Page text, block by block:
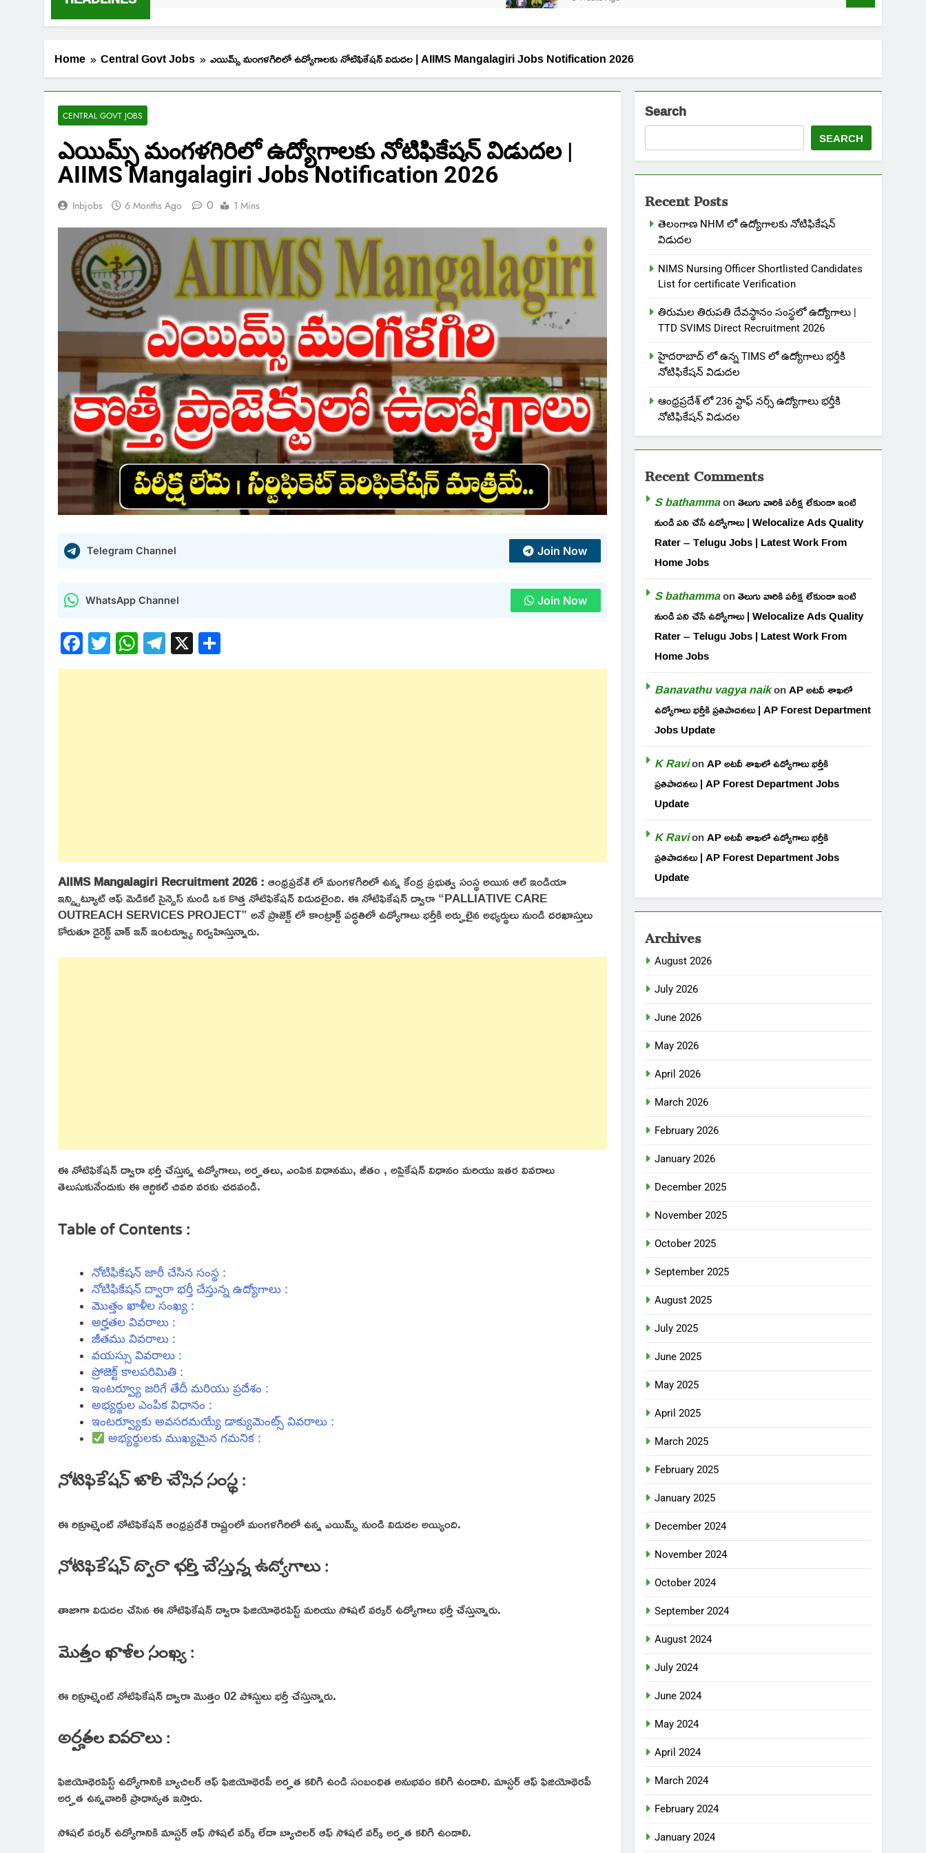
Home Central Govt Jobs ఎయిమ్స్ మంగళగిరిలో ఉద్యోగాలకు నోటిఫికేషన్ విడుదల | AIIMS Mangalagiri Jobs Notification 2026
CENTRAL GOVT JOBS
ఎయిమ్స్ మంగళగిరిలో ఉద్యోగాలకు నోటిఫికేషన్ విడుదల |
AIIMS Mangalagiri Jobs Notification 2026
Inbjobs 6 Months Ago 0 1 Mins
Telegram Channel Join Now
WhatsApp Channel Join Now
Facebook
Twitter
WhatsApp
Telegram
X
AIIMS Mangalagiri Recruitment 2026 :ఆంధ్రప్రదేశ్ లో మంగళగిరిలో ఉన్న కేంద్ర ప్రభుత్వ సంస్థ అయిన ఆల్ ఇండియా
ఇన్స్టిట్యూట్ ఆఫ్ మెడికల్ సైన్సెస్ నుండి ఒక కొత్త నోటిఫికేషన్ విడుదలైంది. ఈ నోటిఫికేషన్ ద్వారా “PALLIATIVE CARE
OUTREACH SERVICES PROJECT” అనే ప్రాజెక్ట్ లో కాంట్రాక్ట్ పద్ధతిలో ఉద్యోగాలు భర్తీకి అర్హులైన అభ్యర్థులు నుండి దరఖాస్తులు
కోరుతూ డైరెక్ట్ వాక్ ఇన్ ఇంటర్వ్యూ నిర్వహిస్తున్నారు.
ఈ నోటిఫికేషన్ ద్వారా భర్తీ చేస్తున్న ఉద్యోగాలు, అర్హతలు, ఎంపిక విధానము, జీతం , అప్లికేషన్ విధానం మరియు ఇతర వివరాలు
తెలుసుకునేందుకు ఈ ఆర్టికల్ చివరి వరకు చదవండి.
Table of Contents :
నోటిఫికేషన్ జారీ చేసిన సంస్థ :
నోటిఫికేషన్ ద్వారా భర్తీ చేస్తున్న ఉద్యోగాలు :
మొత్తం ఖాళీల సంఖ్య :
అర్హతల వివరాలు :
జీతము వివరాలు :
వయస్సు వివరాలు :
ప్రోజెక్ట్ కాలపరిమితి :
ఇంటర్వ్యూ జరిగే తేదీ మరియు ప్రదేశం :
అభ్యర్థుల ఎంపిక విధానం :
ఇంటర్వ్యూకు అవసరమయ్యే డాక్యుమెంట్స్ వివరాలు :
అభ్యర్థులకు ముఖ్యమైన గమనిక :
నోటిఫికేషన్ జారీ చేసిన సంస్థ :
ఈ రిక్రూట్మెంట్ నోటిఫికేషన్ ఆంధ్రప్రదేశ్ రాష్ట్రంలో మంగళగిరిలో ఉన్న ఎయిమ్స్ నుండి విడుదల అయ్యింది.
నోటిఫికేషన్ ద్వారా భర్తీ చేస్తున్న ఉద్యోగాలు :
తాజాగా విడుదల చేసిన ఈ నోటిఫికేషన్ ద్వారా ఫిజియోథెరపిస్ట్ మరియు సోషల్ వర్కర్ ఉద్యోగాలు భర్తీ చేస్తున్నారు.
మొత్తం ఖాళీల సంఖ్య :
ఈ రిక్రూట్మెంట్ నోటిఫికేషన్ ద్వారా మొత్తం 02 పోస్టులు భర్తీ చేస్తున్నారు.
అర్హతల వివరాలు :
ఫిజియోథెరపిస్ట్ ఉద్యోగానికి బ్యాచిలర్ ఆఫ్ ఫిజియోథెరపీ అర్హత కలిగి ఉండి సంబంధిత అనుభవం కలిగి ఉండాలి. మాస్టర్ ఆఫ్ ఫిజియోథెరపీ
అర్హత ఉన్నవారికి ప్రాధాన్యత ఇస్తారు.
సోషల్ వర్కర్ ఉద్యోగానికి మాస్టర్ ఆఫ్ సోషల్ వర్క్ లేదా బ్యాచిలర్ ఆఫ్ సోషల్ వర్క్ అర్హత కలిగి ఉండాలి.
Search
SEARCH
Recent Posts
తెలంగాణ NHM లో ఉద్యోగాలకు నోటిఫికేషన్
విడుదల
NIMS Nursing Officer Shortlisted Candidates
List for certificate Verification
తిరుమల తిరుపతి దేవస్థానం సంస్థలో ఉద్యోగాలు |
TTD SVIMS Direct Recruitment 2026
హైదరాబాద్ లో ఉన్న TIMS లో ఉద్యోగాలు భర్తీకి
నోటిఫికేషన్ విడుదల
ఆంధ్రప్రదేశ్ లో 236 స్టాఫ్ నర్స్ ఉద్యోగాలు భర్తీకి
నోటిఫికేషన్ విడుదల
Recent Comments
S bathammaonతెలుగు వారికి పరీక్ష లేకుండా ఇంటి
నుండి పని చేసే ఉద్యోగాలు | Welocalize Ads Quality
Rater – Telugu Jobs | Latest Work From
Home Jobs
S bathammaonతెలుగు వారికి పరీక్ష లేకుండా ఇంటి
నుండి పని చేసే ఉద్యోగాలు | Welocalize Ads Quality
Rater – Telugu Jobs | Latest Work From
Home Jobs
Banavathu vagya naikonAP అటవీ శాఖలో
ఉద్యోగాలు భర్తీకి ప్రతిపాదనలు | AP Forest Department
Jobs Update
K RavionAP అటవీ శాఖలో ఉద్యోగాలు భర్తీకి
ప్రతిపాదనలు | AP Forest Department Jobs
Update
K RavionAP అటవీ శాఖలో ఉద్యోగాలు భర్తీకి
ప్రతిపాదనలు | AP Forest Department Jobs
Update
Archives
August 2026
July 2026
June 2026
May 2026
April 2026
March 2026
February 2026
January 2026
December 2025
November 2025
October 2025
September 2025
August 2025
July 2025
June 2025
May 2025
April 2025
March 2025
February 2025
January 2025
December 2024
November 2024
October 2024
September 2024
August 2024
July 2024
June 2024
May 2024
April 2024
March 2024
February 2024
January 2024